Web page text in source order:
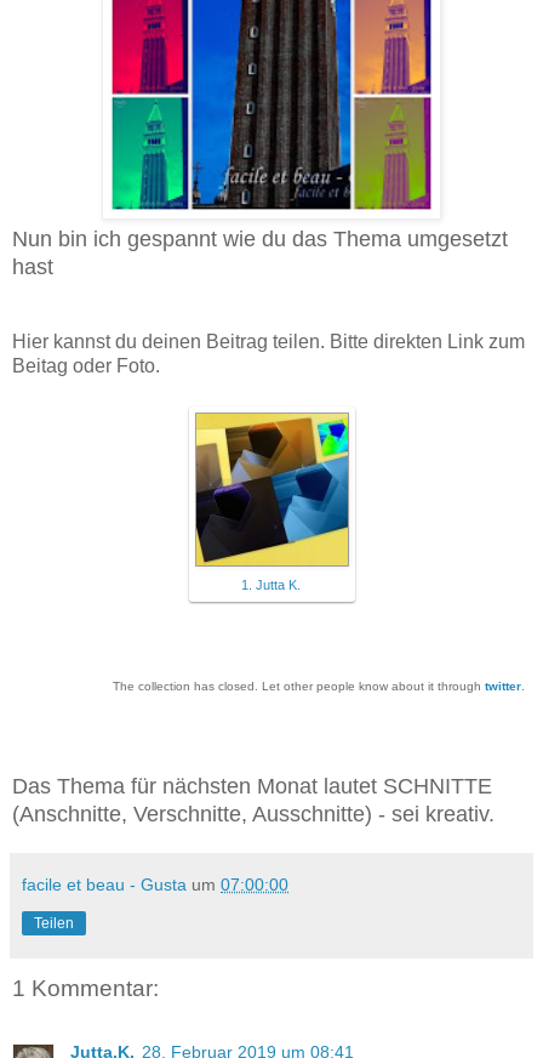
Nun bin ich gespannt wie du das Thema umgesetzt
hast
Hier kannst du deinen Beitrag teilen. Bitte direkten Link zum
Beitag oder Foto.
1. Jutta K.
The collection has closed. Let other people know about it through twitter.
Das Thema für nächsten Monat lautet SCHNITTE
(Anschnitte, Verschnitte, Ausschnitte) - sei kreativ.
facile et beau - Gusta um 07:00:00
Teilen
1 Kommentar:
Jutta.K. 28. Februar 2019 um 08:41